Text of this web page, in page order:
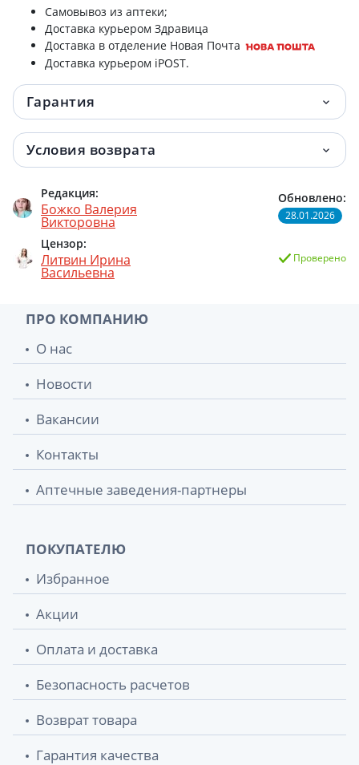
Самовывоз из аптеки;
Доставка курьером Здравица
Доставка в отделение Новая Почта
Доставка курьером iPOST.
Гарантия
Условия возврата
Редакция:
Божко Валерия
Викторовна
Цензор:
Литвин Ирина
Васильевна
Обновлено:
28.01.2026
Проверено
ПРО КОМПАНИЮ
О нас
Новости
Вакансии
Контакты
Аптечные заведения-партнеры
ПОКУПАТЕЛЮ
Избранное
Акции
Оплата и доставка
Безопасность расчетов
Возврат товара
Гарантия качества